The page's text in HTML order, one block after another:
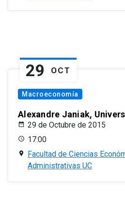
29 OCT
Macroeconomía
Alexandre Janiak,
29 de Octubre de 2015
17:00
Facultad de Ciencias
Administrativas UC